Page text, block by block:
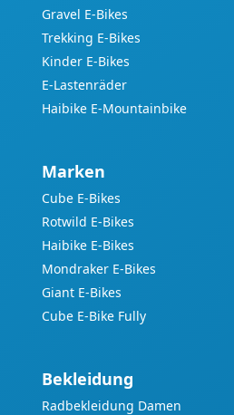
Gravel E-Bikes
Trekking E-Bikes
Kinder E-Bikes
E-Lastenräder
Haibike E-Mountainbike
Marken
Cube E-Bikes
Rotwild E-Bikes
Haibike E-Bikes
Mondraker E-Bikes
Giant E-Bikes
Cube E-Bike Fully
Bekleidung
Radbekleidung Damen